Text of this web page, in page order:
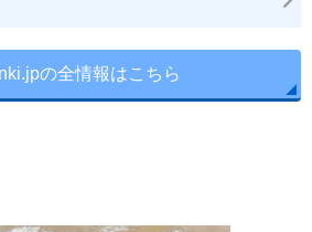
の全情報はこちら